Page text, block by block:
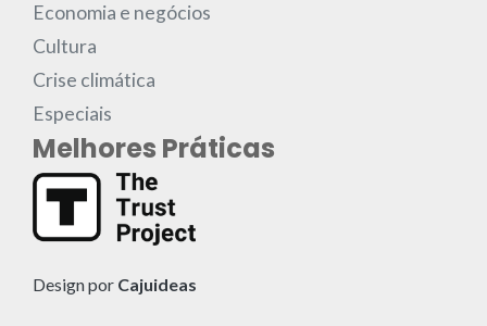
Economia e negócios
Cultura
Crise climática
Especiais
Melhores Práticas
Design por Cajuideas